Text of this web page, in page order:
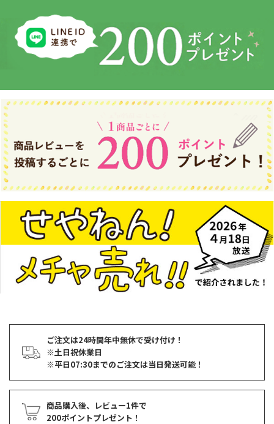
ご注文は24時間年中無休で受け付け！
※土日祝休業日
※平日07:30までのご注文は当日発送可能！
商品購入後、レビュー1件で
200ポイントプレゼント！